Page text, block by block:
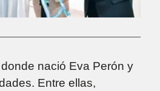
donde nació Eva Perón y
Entre ellas,